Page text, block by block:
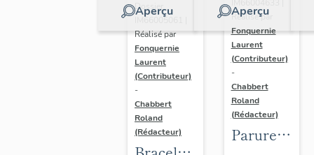
Aperçu
Dossier
IM66005061 |
Réalisé par
Fonquernie
Laurent
(Contributeur)
-
Chabbert
Roland
(Rédacteur)
Aperçu
Réalisé par
Fonquernie
Laurent
(Contributeur)
-
Chabbert
Roland
(Rédacteur)
Parure